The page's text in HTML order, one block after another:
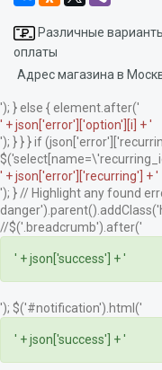
Различные
оплаты
Адрес магазина в
'); } else { element.after('
' + json['error']['option'][i] + '
'); } } } if
' + json['error']['recurring'] + '
'); } // Highlight any found
//$('.breadcrumb').after('
' + json['success'] + '
'); $('#notification').html('
' + json['success'] + '